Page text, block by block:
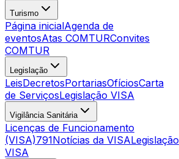
Turismo
Página inicialAgenda de
eventosAtas COMTURConvites
COMTUR
Legislação
LeisDecretosPortariasOfíciosCarta
de ServiçosLegislação VISA
Vigilância Sanitária
Licenças de Funcionamento
(VISA)791Notícias da VISALegislação
VISA